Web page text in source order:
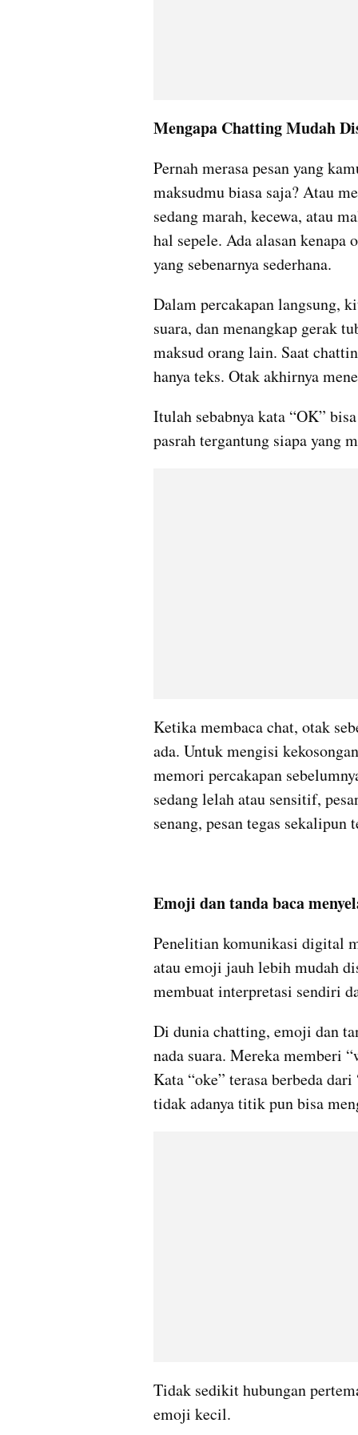
Mengapa Chatting Mudah
Pernah merasa pesan yang
maksudmu biasa saja? Atau
sedang marah, kecewa, atau
hal sepele. Ada alasan
yang sebenarnya sederhana.
Dalam percakapan langsung,
suara, dan menangkap gerak
maksud orang lain. Saat
hanya teks. Otak akhirnya
Itulah sebabnya kata “OK”
pasrah tergantung siapa yang
Ketika membaca chat, otak
ada. Untuk mengisi
memori percakapan
sedang lelah atau sensitif,
senang, pesan tegas sekalipun
Emoji dan tanda baca
Penelitian komunikasi digital
atau emoji jauh lebih mudah
membuat interpretasi sendiri
Di dunia chatting, emoji dan
nada suara. Mereka memberi
Kata “oke” terasa berbeda
tidak adanya titik pun bisa
Tidak sedikit hubungan
emoji kecil.